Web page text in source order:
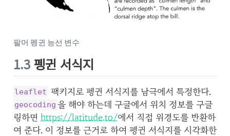
팔머 펭귄 능선 변수
1.3펭귄 서식지
leaflet 팩키지로 펭귄 서식지를 남극에서 특정한다.
geocoding 을 해야 하는데 구글에서 위치 정보를 구글
링하면 https://latitude.to/에서 직접 위경도를 반환하
여 준다. 이 정보를 근거로 하여 펭귄 서식지를 시각화한